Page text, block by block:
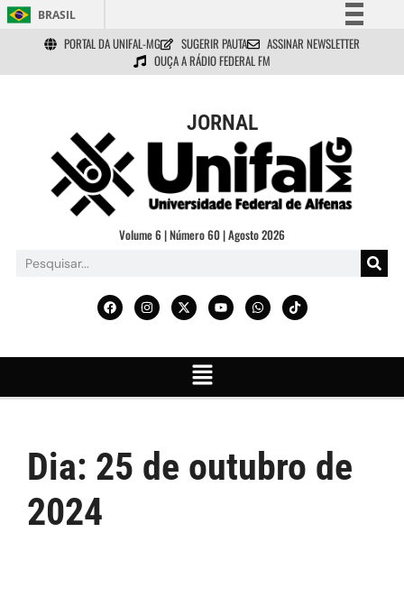
BRASIL
Simplifique!
Comunica BR
Acesso à informação
Legislação
Canais
PORTAL DA UNIFAL-MG SUGERIR PAUTA
ASSINAR NEWSLETTER
OUÇA A RÁDIO FEDERAL FM
JORNAL
Volume 6 | Número 60 | Agosto 2026
Dia: 25 de outubro de
2024